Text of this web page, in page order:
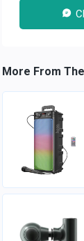
More From